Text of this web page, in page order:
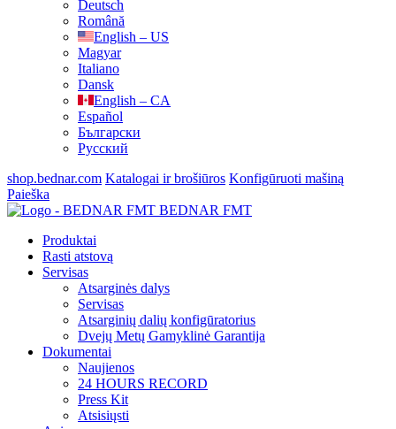
Deutsch
Română
English – US
Magyar
Italiano
Dansk
English – CA
Español
Български
Русский
shop.bednar.com Katalogai ir brošiūros Konfigūruoti mašiną
Paieška
BEDNAR FMT
Produktai
Rasti atstovą
Servisas
Atsarginės dalys
Servisas
Atsarginių dalių konfigūratorius
Dvejų Metų Gamyklinė Garantija
Dokumentai
Naujienos
24 HOURS RECORD
Press Kit
Atsisiųsti